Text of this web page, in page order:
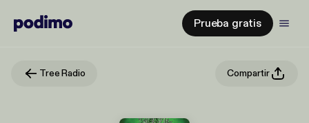
Prueba gratis
Tree Radio Compartir